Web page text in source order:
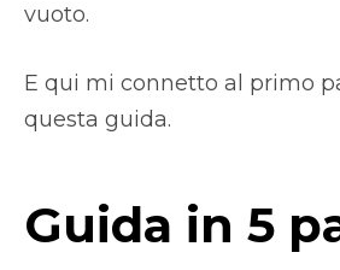
vuoto.
E qui mi connetto al primo
questa guida.
Guida in 5